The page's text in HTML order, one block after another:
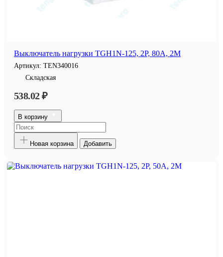
Выключатель нагрузки TGH1N-125, 2P, 80A, 2M
Артикул: TEN340016
Складская
538.02 ₽
В корзину
Новая корзина Добавить